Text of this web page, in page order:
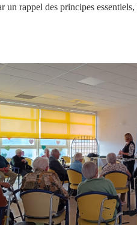
rappel des principes